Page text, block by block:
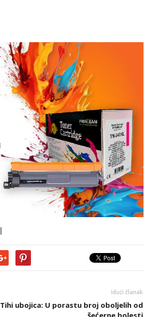
Idući članak
Tihi ubojica: U porastu broj oboljelih od
šećerne bolesti